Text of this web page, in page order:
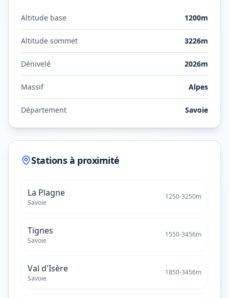
Altitude base 1200m
Altitude sommet 3226m
Dénivelé 2026m
Massif Alpes
Département Savoie
Stations à proximité
La Plagne
Savoie
1250-3250m
Tignes
Savoie
1550-3456m
Val d'Isère
Savoie
1850-3456m